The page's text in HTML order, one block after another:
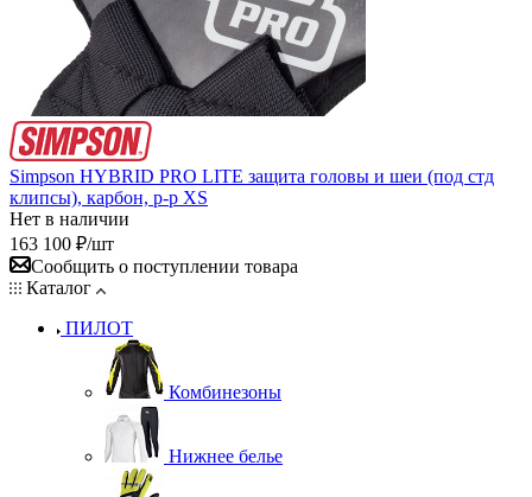
Simpson HYBRID PRO LITE защита головы и шеи (под стд
клипсы), карбон, р-р XS
Нет в наличии
163 100 ₽/шт
Сообщить о поступлении товара
Каталог
ПИЛОТ
Комбинезоны
Нижнее белье